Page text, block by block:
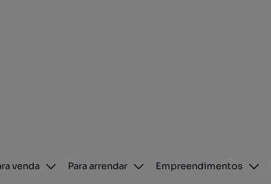
venda Para arrendar Empreendimentos